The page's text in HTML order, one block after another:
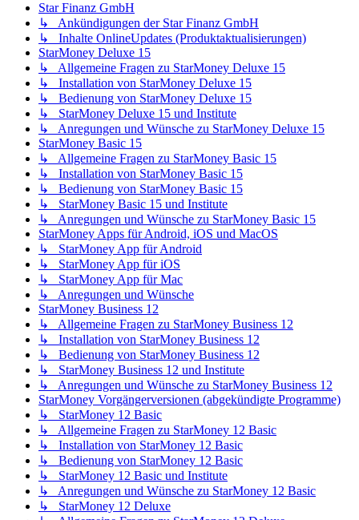
Star Finanz GmbH
↳ Ankündigungen der Star Finanz GmbH
↳ Inhalte OnlineUpdates (Produktaktualisierungen)
StarMoney Deluxe 15
↳ Allgemeine Fragen zu StarMoney Deluxe 15
↳ Installation von StarMoney Deluxe 15
↳ Bedienung von StarMoney Deluxe 15
↳ StarMoney Deluxe 15 und Institute
↳ Anregungen und Wünsche zu StarMoney Deluxe 15
StarMoney Basic 15
↳ Allgemeine Fragen zu StarMoney Basic 15
↳ Installation von StarMoney Basic 15
↳ Bedienung von StarMoney Basic 15
↳ StarMoney Basic 15 und Institute
↳ Anregungen und Wünsche zu StarMoney Basic 15
StarMoney Apps für Android, iOS und MacOS
↳ StarMoney App für Android
↳ StarMoney App für iOS
↳ StarMoney App für Mac
↳ Anregungen und Wünsche
StarMoney Business 12
↳ Allgemeine Fragen zu StarMoney Business 12
↳ Installation von StarMoney Business 12
↳ Bedienung von StarMoney Business 12
↳ StarMoney Business 12 und Institute
↳ Anregungen und Wünsche zu StarMoney Business 12
StarMoney Vorgängerversionen (abgekündigte Programme)
↳ StarMoney 12 Basic
↳ Allgemeine Fragen zu StarMoney 12 Basic
↳ Installation von StarMoney 12 Basic
↳ Bedienung von StarMoney 12 Basic
↳ StarMoney 12 Basic und Institute
↳ Anregungen und Wünsche zu StarMoney 12 Basic
↳ StarMoney 12 Deluxe